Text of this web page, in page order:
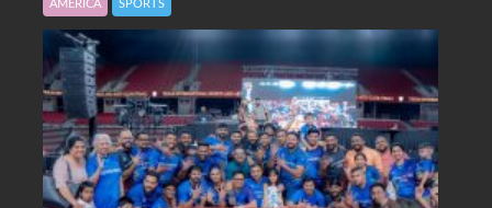
AMERICA SPORTS